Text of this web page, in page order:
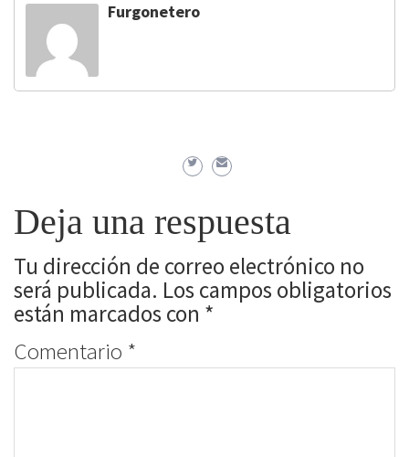
Furgonetero
Deja una respuesta
Tu dirección de correo electrónico no
será publicada. Los campos obligatorios
están marcados con *
Comentario *